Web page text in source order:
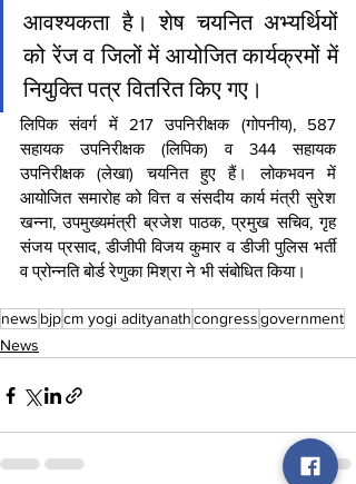
आवश्यकता है। शेष चयनित अभ्यर्थियों
को रेंज व जिलों में आयोजित कार्यक्रमों में
नियुक्ति पत्र वितरित किए गए।
लिपिक संवर्ग में 217 उपनिरीक्षक (गोपनीय), 587
सहायक उपनिरीक्षक (लिपिक) व 344 सहायक
उपनिरीक्षक (लेखा) चयनित हुए हैं। लोकभवन में
आयोजित समारोह को वित्त व संसदीय कार्य मंत्री सुरेश
खन्ना, उपमुख्यमंत्री ब्रजेश पाठक, प्रमुख सचिव, गृह
संजय प्रसाद, डीजीपी विजय कुमार व डीजी पुलिस भर्ती
व प्रोन्नति बोर्ड रेणुका मिश्रा ने भी संबोधित किया।
news bjpcm yogi adityanathcongressgovernment
News